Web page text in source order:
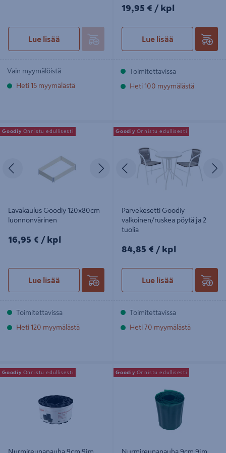
Lue lisää
Vain myymälöistä
Heti 15 myymälästä
19,95€/kpl
19,95 € / kpl
Lue lisää
Toimitettavissa
Heti 100 myymälästä
Lavakaulus Goodiy 120x80cm
luonnonvärinen
Edellinen Seuraava
Lavakaulus Goodiy 120x80cm
luonnonvärinen
16,95€/kpl
16,95 € / kpl
Lue lisää
Goodiy Onnistu edullisesti
Toimitettavissa
Heti 120 myymälästä
Parvekesetti Goodiy
valkoinen/ruskea pöytä ja 2 tuolia
Edellinen
Parvekesetti Goodiy
valkoinen/ruskea pöytä ja 2
tuolia
84,85€/kpl
84,85 € / kpl
Lue lisää
Goodiy Onnistu edullisesti
Toimitettavissa
Heti 70 myymälästä
Nurmireunanauha 9cm 9jm musta
Nurmireunanauha 9cm 9jm
Goodiy Onnistu edullisesti
Nurmireunanauha 9cm 9jm vihreä
Nurmireunanauha 9cm 9jm
Goodiy Onnistu edullisesti